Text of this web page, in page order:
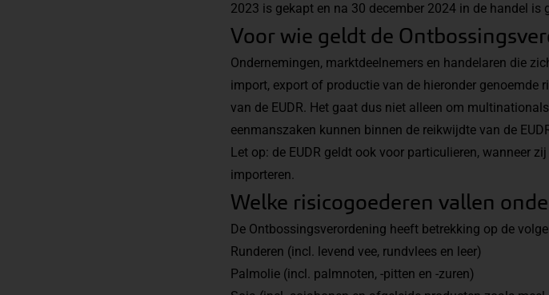
2023 is gekapt en na 30 december 2024 in de handel is
Voor wie geldt de
Ondernemingen, marktdeelnemers en handelaren die
import, export of productie van de hieronder genoemde
van de EUDR. Het gaat dus niet alleen om
eenmanszaken kunnen binnen de reikwijdte van de
Let op: de EUDR geldt ook voor particulieren, wanneer
importeren.
Welke risicogoederen vallen
De Ontbossingsverordening heeft betrekking op de
Runderen (incl. levend vee, rundvlees en leer)
Palmolie (incl. palmnoten, -pitten en -zuren)